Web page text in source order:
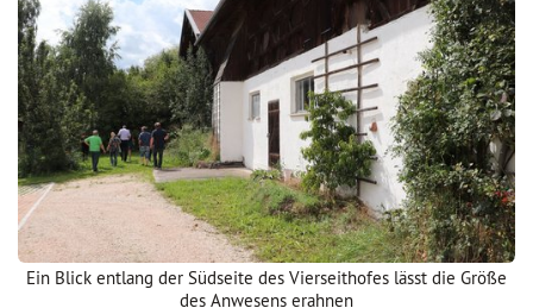
Ein Blick entlang der Südseite des Vierseithofes lässt die Größe
des Anwesens erahnen